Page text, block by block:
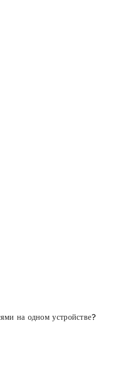
на одном устройстве?